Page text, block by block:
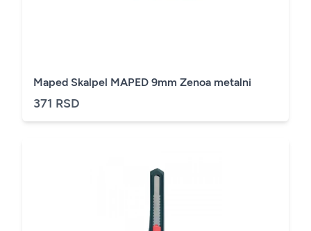
Maped Skalpel MAPED 9mm Zenoa metalni
371 RSD